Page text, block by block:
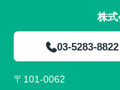
株式
03-5283-8822
〒101-0062